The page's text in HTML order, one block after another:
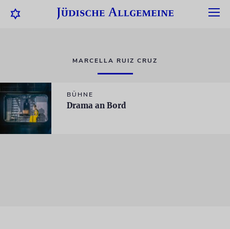
MARCELLA RUIZ CRUZ
BÜHNE
Drama an Bord